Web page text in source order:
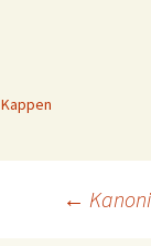
Kappen
←